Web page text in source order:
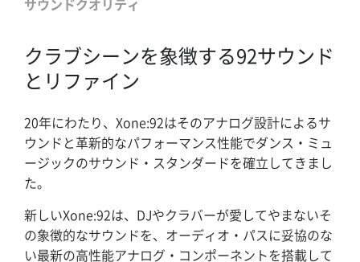
クラブシーンを象徴する92サウンド
とリファイン
20年にわたり、Xone:92はそのアナログ設計によるサ
ウンドと革新的なパフォーマンス性能でダンス・ミュ
ージックのサウンド・スタンダードを確立してきまし
た。
新しいXone:92は、DJやクラバーが愛してやまないそ
の象徴的なサウンドを、オーディオ・パスに妥協のな
い最新の高性能アナログ・コンポーネントを搭載して